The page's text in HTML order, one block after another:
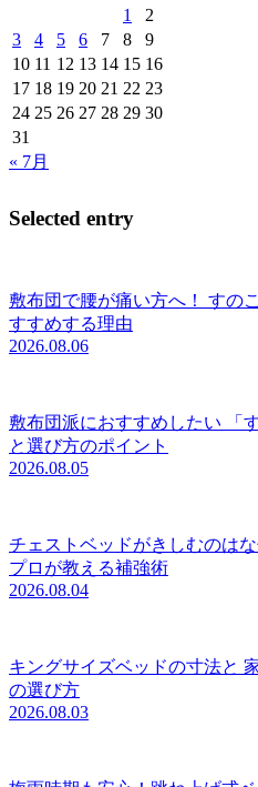
1
2
3
4 5 6 7 8
9
10 11 12 13 14 15 16
17 18 19 20 21 22 23
24 25 26 27 28 29 30
31
« 7月
Selected entry
敷布団で腰が痛い方へ！ すの
すすめする理由
2026.08.06
敷布団派におすすめしたい 「
と選び方のポイント
2026.08.05
チェストベッドがきしむのは
プロが教える補強術
2026.08.04
キングサイズベッドの寸法と
の選び方
2026.08.03